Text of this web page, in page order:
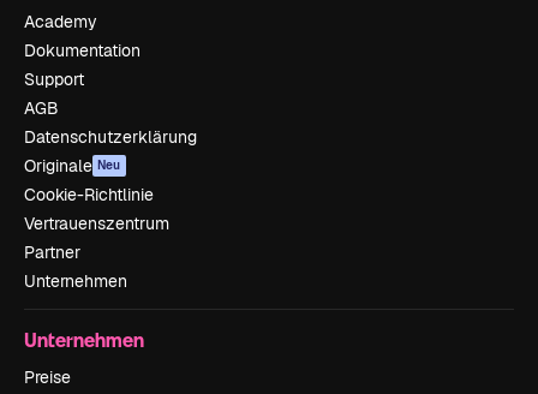
Academy
Dokumentation
Support
AGB
Datenschutzerklärung
Originale Neu
Cookie-Richtlinie
Vertrauenszentrum
Partner
Unternehmen
Unternehmen
Preise